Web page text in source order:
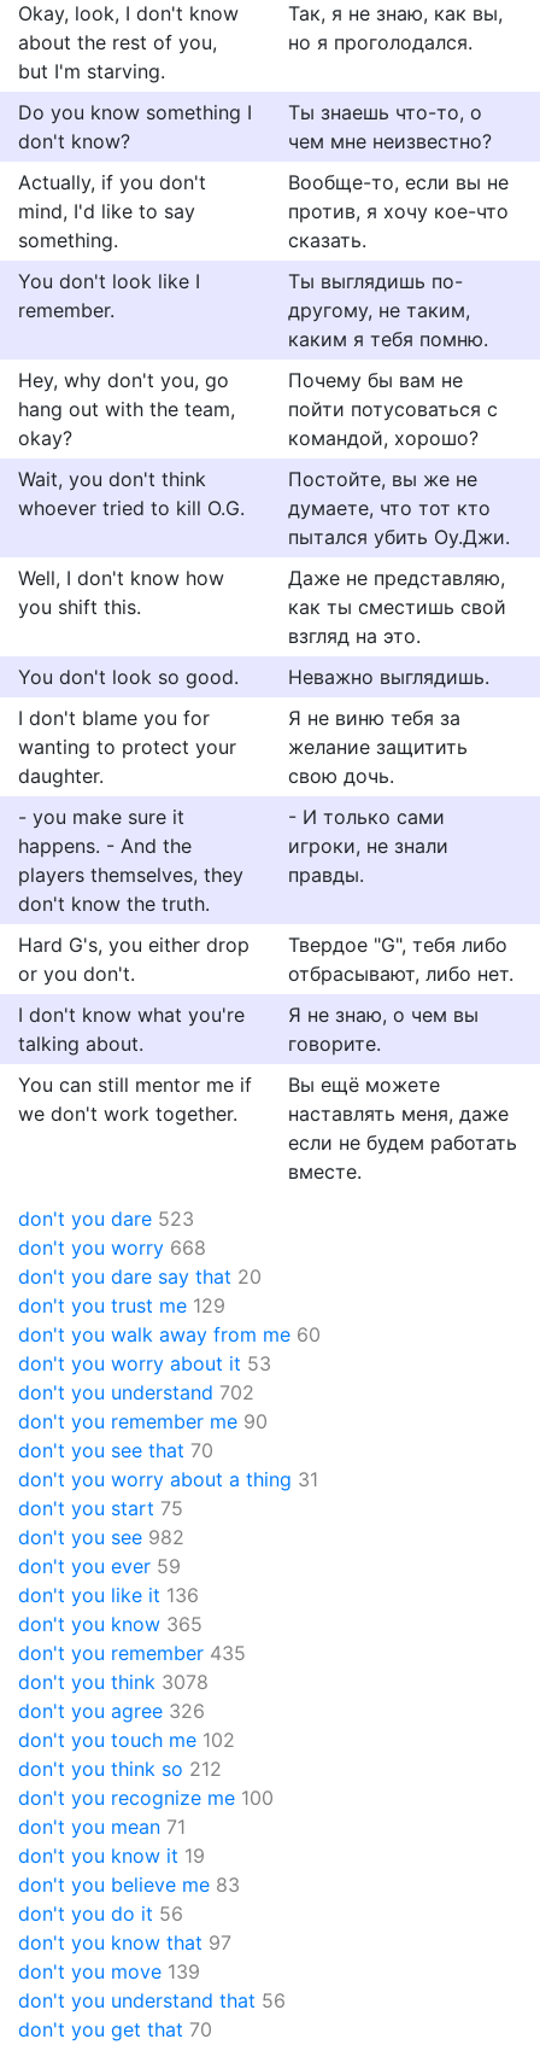
Okay, look, I don't know
about the rest of you,
but I'm starving.
Так, я не знаю, как вы,
но я проголодался.
Do you know something I
don't know?
Ты знаешь что-то, о
чем мне неизвестно?
Actually, if you don't
mind, I'd like to say
something.
Вообще-то, если вы не
против, я хочу кое-что
сказать.
You don't look like I
remember.
Ты выглядишь по-
другому, не таким,
каким я тебя помню.
Hey, why don't you, go
hang out with the team,
okay?
Почему бы вам не
пойти потусоваться с
командой, хорошо?
Wait, you don't think
whoever tried to kill O.G.
Постойте, вы же не
думаете, что тот кто
пытался убить Оу.Джи.
Well, I don't know how
you shift this.
Даже не представляю,
как ты сместишь свой
взгляд на это.
You don't look so good.
Неважно выглядишь.
I don't blame you for
wanting to protect your
daughter.
Я не виню тебя за
желание защитить
свою дочь.
- you make sure it
happens. - And the
players themselves, they
don't know the truth.
- И только сами
игроки, не знали
правды.
Hard G's, you either drop
or you don't.
Твердое "G", тебя либо
отбрасывают, либо нет.
I don't know what you're
talking about.
Я не знаю, о чем вы
говорите.
You can still mentor me if
we don't work together.
Вы ещё можете
наставлять меня, даже
если не будем работать
вместе.
don't you dare 523
don't you worry 668
don't you dare say that 20
don't you trust me 129
don't you walk away from me 60
don't you worry about it 53
don't you understand 702
don't you remember me 90
don't you see that 70
don't you worry about a thing 31
don't you start 75
don't you see 982
don't you ever 59
don't you like it 136
don't you know 365
don't you remember 435
don't you think 3078
don't you agree 326
don't you touch me 102
don't you think so 212
don't you recognize me 100
don't you mean 71
don't you know it 19
don't you believe me 83
don't you do it 56
don't you know that 97
don't you move 139
don't you understand that 56
don't you get that 70